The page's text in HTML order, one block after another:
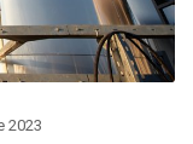
2023